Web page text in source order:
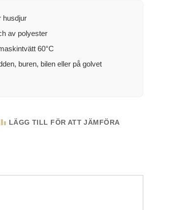
husdjur
av polyester
60°C
buren, bilen eller på golvet
LÄGG TILL FÖR ATT JÄMFÖRA